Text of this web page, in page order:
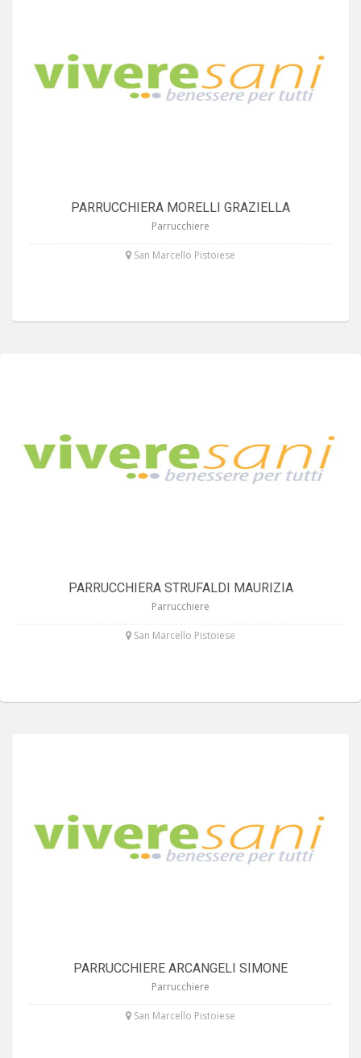
PARRUCCHIERA MORELLI GRAZIELLA
Parrucchiere
San Marcello Pistoiese
PARRUCCHIERA STRUFALDI MAURIZIA
Parrucchiere
San Marcello Pistoiese
PARRUCCHIERE ARCANGELI SIMONE
Parrucchiere
San Marcello Pistoiese